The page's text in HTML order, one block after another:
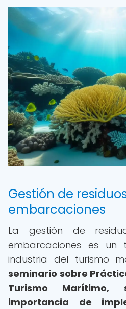
Gestión de
embarcaciones
La gestión de
embarcaciones es
industria del turismo
seminario sobre
Turismo
importancia de